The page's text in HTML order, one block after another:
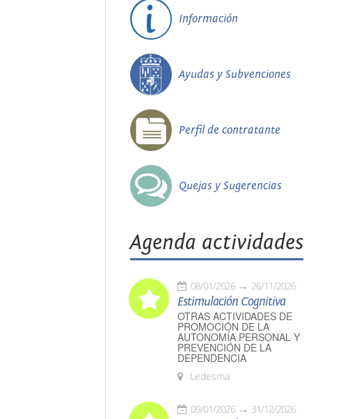
Información
Ayudas y Subvenciones
Perfil de contratante
Quejas y Sugerencias
Agenda actividades
08/01/2026 26/11/2026
Estimulación Cognitiva
OTRAS ACTIVIDADES DE
PROMOCIÓN DE LA
AUTONOMÍA PERSONAL Y
PREVENCIÓN DE LA
DEPENDENCIA
Ledesma
09/01/2026 31/12/2026